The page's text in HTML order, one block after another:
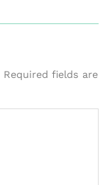
Required fields are